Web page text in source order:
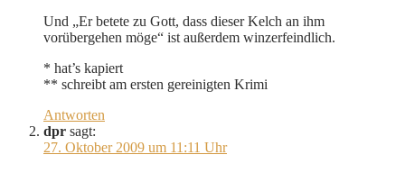
Und „Er betete zu Gott, dass dieser Kelch an ihm
vorübergehen möge“ ist außerdem winzerfeindlich.
* hat’s kapiert
** schreibt am ersten gereinigten Krimi
Antworten
dpr sagt:
27. Oktober 2009 um 11:11 Uhr